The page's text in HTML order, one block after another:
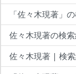
「佐々木現著」
佐々木現著の検
佐々木現著 | 検